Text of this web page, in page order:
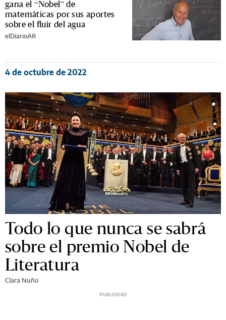
gana el “Nobel” de
matemáticas por sus aportes
sobre el fluir del agua
elDiarioAR
4 de octubre de 2022
Todo lo que nunca se sabrá
sobre el premio Nobel de
Literatura
Clara Nuño